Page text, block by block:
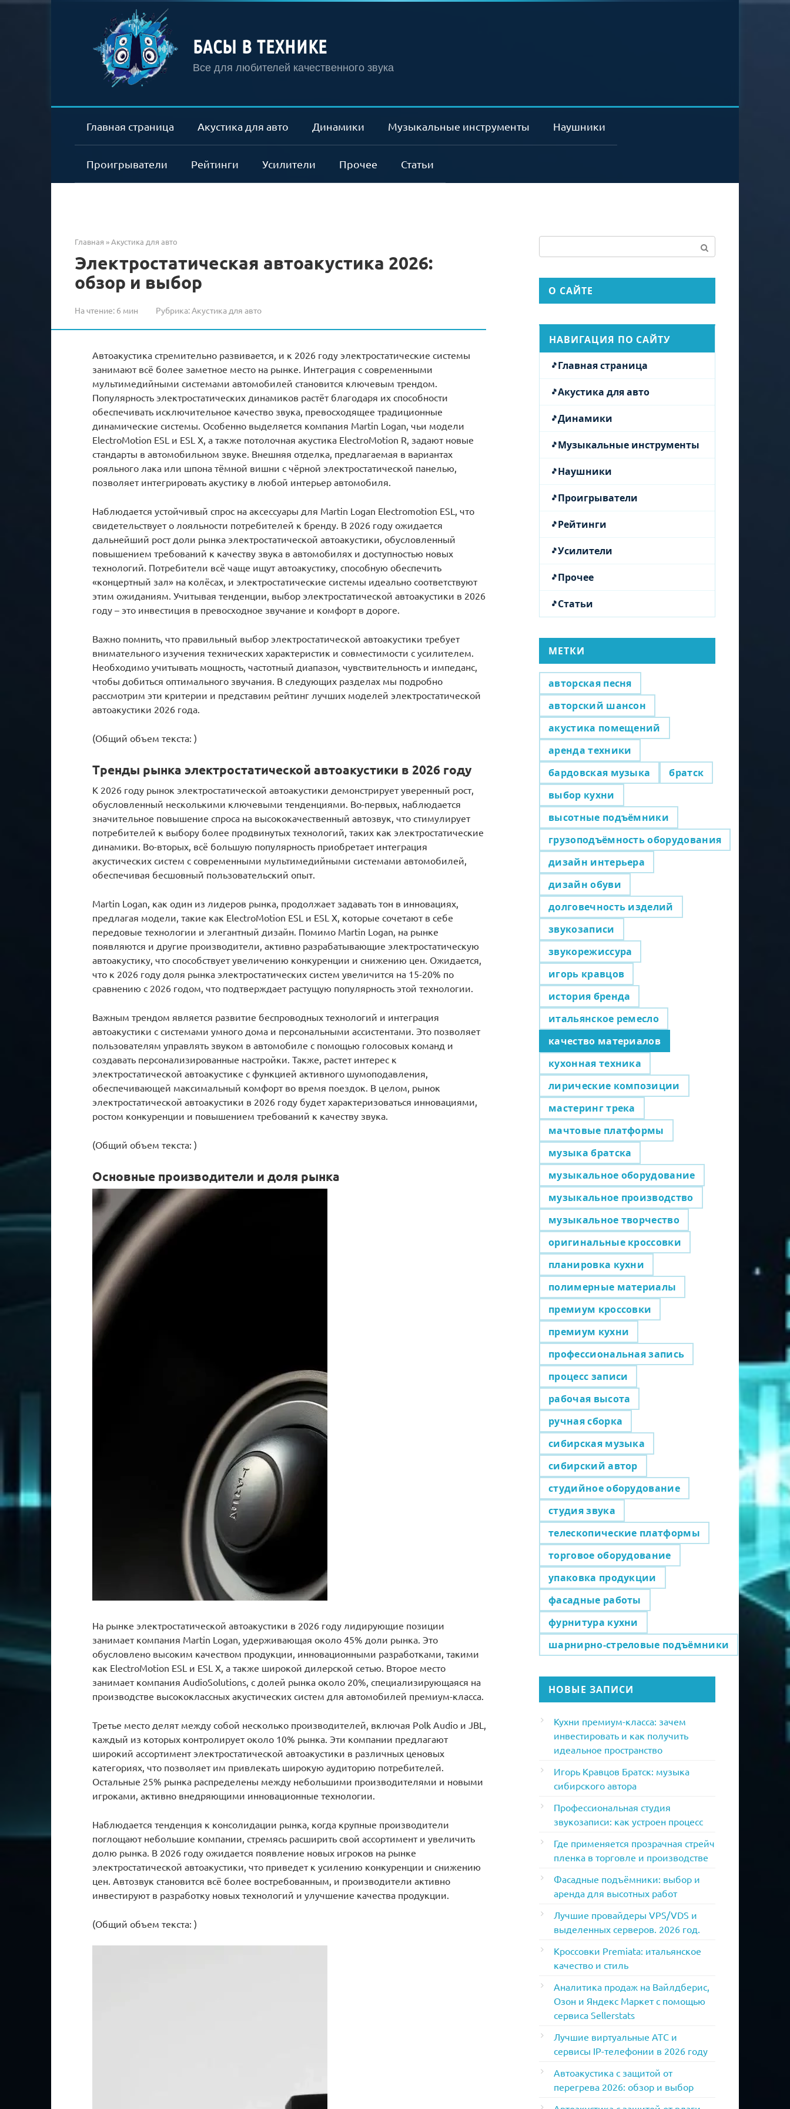
БАСЫ В ТЕХНИКЕ
Все для любителей качественного звука
Главная страница Акустика для авто Динамики Музыкальные инструменты Наушники
Проигрыватели Рейтинги Усилители Прочее Статьи
Главная »Акустика для авто
Электростатическая автоакустика 2026:
обзор и выбор
На чтение: 6 мин Рубрика:Акустика для авто
Автоакустика стремительно развивается, и к 2026 году электростатические системы
занимают всё более заметное место на рынке. Интеграция с современными
мультимедийными системами автомобилей становится ключевым трендом.
Популярность электростатических динамиков растёт благодаря их способности
обеспечивать исключительное качество звука, превосходящее традиционные
динамические системы. Особенно выделяется компания Martin Logan, чьи модели
ElectroMotion ESL и ESL X, а также потолочная акустика ElectroMotion R, задают новые
стандарты в автомобильном звуке. Внешняя отделка, предлагаемая в вариантах
рояльного лака или шпона тёмной вишни с чёрной электростатической панелью,
позволяет интегрировать акустику в любой интерьер автомобиля.
Наблюдается устойчивый спрос на аксессуары для Martin Logan Electromotion ESL, что
свидетельствует о лояльности потребителей к бренду. В 2026 году ожидается
дальнейший рост доли рынка электростатической автоакустики, обусловленный
повышением требований к качеству звука в автомобилях и доступностью новых
технологий. Потребители всё чаще ищут автоакустику, способную обеспечить
«концертный зал» на колёсах, и электростатические системы идеально соответствуют
этим ожиданиям. Учитывая тенденции, выбор электростатической автоакустики в 2026
году – это инвестиция в превосходное звучание и комфорт в дороге.
Важно помнить, что правильный выбор электростатической автоакустики требует
внимательного изучения технических характеристик и совместимости с усилителем.
Необходимо учитывать мощность, частотный диапазон, чувствительность и импеданс,
чтобы добиться оптимального звучания. В следующих разделах мы подробно
рассмотрим эти критерии и представим рейтинг лучших моделей электростатической
автоакустики 2026 года.
(Общий объем текста: )
Тренды рынка электростатической автоакустики в 2026 году
К 2026 году рынок электростатической автоакустики демонстрирует уверенный рост,
обусловленный несколькими ключевыми тенденциями. Во-первых, наблюдается
значительное повышение спроса на высококачественный автозвук, что стимулирует
потребителей к выбору более продвинутых технологий, таких как электростатические
динамики. Во-вторых, всё большую популярность приобретает интеграция
акустических систем с современными мультимедийными системами автомобилей,
обеспечивая бесшовный пользовательский опыт.
Martin Logan, как один из лидеров рынка, продолжает задавать тон в инновациях,
предлагая модели, такие как ElectroMotion ESL и ESL X, которые сочетают в себе
передовые технологии и элегантный дизайн. Помимо Martin Logan, на рынке
появляются и другие производители, активно разрабатывающие электростатическую
автоакустику, что способствует увеличению конкуренции и снижению цен. Ожидается,
что к 2026 году доля рынка электростатических систем увеличится на 15-20% по
сравнению с 2026 годом, что подтверждает растущую популярность этой технологии.
Важным трендом является развитие беспроводных технологий и интеграция
автоакустики с системами умного дома и персональными ассистентами. Это позволяет
пользователям управлять звуком в автомобиле с помощью голосовых команд и
создавать персонализированные настройки. Также, растет интерес к
электростатической автоакустике с функцией активного шумоподавления,
обеспечивающей максимальный комфорт во время поездок. В целом, рынок
электростатической автоакустики в 2026 году будет характеризоваться инновациями,
ростом конкуренции и повышением требований к качеству звука.
(Общий объем текста: )
Основные производители и доля рынка
На рынке электростатической автоакустики в 2026 году лидирующие позиции
занимает компания Martin Logan, удерживающая около 45% доли рынка. Это
обусловлено высоким качеством продукции, инновационными разработками, такими
как ElectroMotion ESL и ESL X, а также широкой дилерской сетью. Второе место
занимает компания AudioSolutions, с долей рынка около 20%, специализирующаяся на
производстве высококлассных акустических систем для автомобилей премиум-класса.
Третье место делят между собой несколько производителей, включая Polk Audio и JBL,
каждый из которых контролирует около 10% рынка. Эти компании предлагают
широкий ассортимент электростатической автоакустики в различных ценовых
категориях, что позволяет им привлекать широкую аудиторию потребителей.
Остальные 25% рынка распределены между небольшими производителями и новыми
игроками, активно внедряющими инновационные технологии.
Наблюдается тенденция к консолидации рынка, когда крупные производители
поглощают небольшие компании, стремясь расширить свой ассортимент и увеличить
долю рынка. В 2026 году ожидается появление новых игроков на рынке
электростатической автоакустики, что приведет к усилению конкуренции и снижению
цен. Автозвук становится всё более востребованным, и производители активно
инвестируют в разработку новых технологий и улучшение качества продукции.
(Общий объем текста: )
О САЙТЕ
НАВИГАЦИЯ ПО САЙТУ
Главная страница
Акустика для авто
Динамики
Музыкальные инструменты
Наушники
Проигрыватели
Рейтинги
Усилители
Прочее
Статьи
МЕТКИ
авторская песня
авторский шансон
акустика помещений
аренда техники
бардовская музыка
братск
выбор кухни
высотные подъёмники
грузоподъёмность оборудования
дизайн интерьера
дизайн обуви
долговечность изделий
звукозаписи
звукорежиссура
игорь кравцов
история бренда
итальянское ремесло
качество материалов
кухонная техника
лирические композиции
мастеринг трека
мачтовые платформы
музыка братска
музыкальное оборудование
музыкальное производство
музыкальное творчество
оригинальные кроссовки
планировка кухни
полимерные материалы
премиум кроссовки
премиум кухни
профессиональная запись
процесс записи
рабочая высота
ручная сборка
сибирская музыка
сибирский автор
студийное оборудование
студия звука
телескопические платформы
торговое оборудование
упаковка продукции
фасадные работы
фурнитура кухни
шарнирно-стреловые подъёмники
НОВЫЕ ЗАПИСИ
Кухни премиум-класса: зачем
инвестировать и как получить
идеальное пространство
Игорь Кравцов Братск: музыка
сибирского автора
Профессиональная студия
звукозаписи: как устроен процесс
Где применяется прозрачная стрейч
пленка в торговле и производстве
Фасадные подъёмники: выбор и
аренда для высотных работ
Лучшие провайдеры VPS/VDS и
выделенных серверов. 2026 год.
Кроссовки Premiata: итальянское
качество и стиль
Аналитика продаж на Вайлдберис,
Озон и Яндекс Маркет с помощью
сервиса Sellerstats
Лучшие виртуальные АТС и
сервисы IP-телефонии в 2026 году
Автоакустика с защитой от
перегрева 2026: обзор и выбор